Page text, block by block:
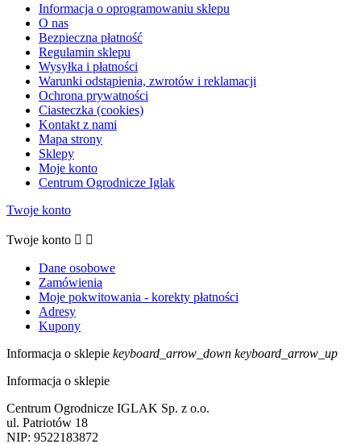
Informacja o oprogramowaniu sklepu
O nas
Bezpieczna płatność
Regulamin sklepu
Wysyłka i płatności
Warunki odstąpienia, zwrotów i reklamacji
Ochrona prywatności
Ciasteczka (cookies)
Kontakt z nami
Mapa strony
Sklepy
Moje konto
Centrum Ogrodnicze Iglak
Twoje konto
Twoje konto  
Dane osobowe
Zamówienia
Moje pokwitowania - korekty płatności
Adresy
Kupony
Informacja o sklepie keyboard_arrow_down keyboard_arrow_up
Informacja o sklepie
Centrum Ogrodnicze IGLAK Sp. z o.o.
ul. Patriotów 18
NIP: 9522183872